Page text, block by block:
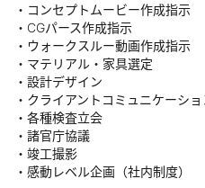
・コンセプトムービー作成指示
・CGパース作成指示
・ウォークスルー動画作成指示
・マテリアル・家具選定
・設計デザイン
・クライアントコミュニケーショ
・各種検査立会
・諸官庁協議
・竣工撮影
・感動レベル企画（社内制度）